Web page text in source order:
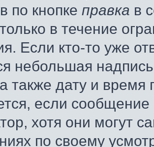
по кнопке правка в
в течение
Если кто-то уже
небольшая
также дату и
если
хотя они могут
по своему